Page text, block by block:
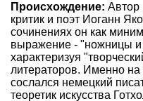
Происхождение: Автор
критик и поэт Иоганн
сочинениях он как
выражение - "ножницы и
характеризуя
литераторов. Именно на
сослался немецкий
теоретик искусства